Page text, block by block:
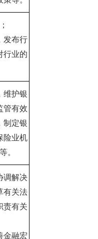
发布行
行业的
维护银
管有效
制定银
险业机
。
调解决
有关法
责有关
金融宏